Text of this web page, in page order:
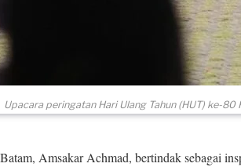
Upacara peringatan Hari Ulang Tahun (HUT) ke-
Amsakar Achmad, bertindak sebagai